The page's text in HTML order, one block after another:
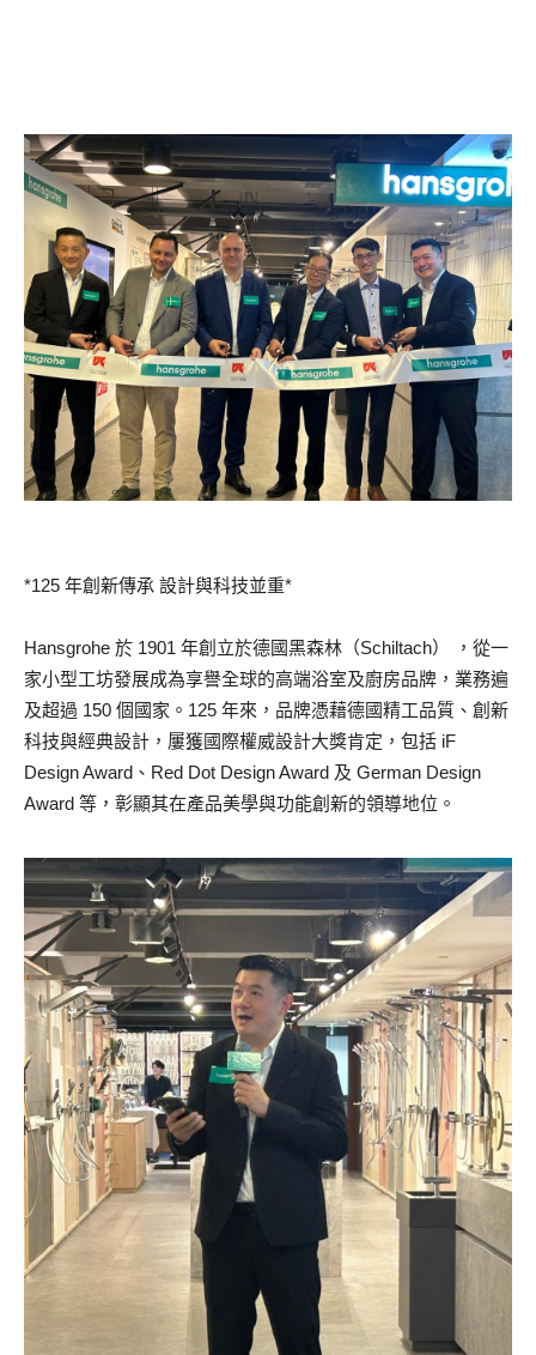
*125 年創新傳承 設計與科技並重*
Hansgrohe 於 1901 年創立於德國黑森林（Schiltach） ，從一
家小型工坊發展成為享譽全球的高端浴室及廚房品牌，業務遍
及超過 150 個國家。125 年來，品牌憑藉德國精工品質、創新
科技與經典設計，屢獲國際權威設計大獎肯定，包括 iF
Design Award、Red Dot Design Award 及 German Design
Award 等，彰顯其在產品美學與功能創新的領導地位。